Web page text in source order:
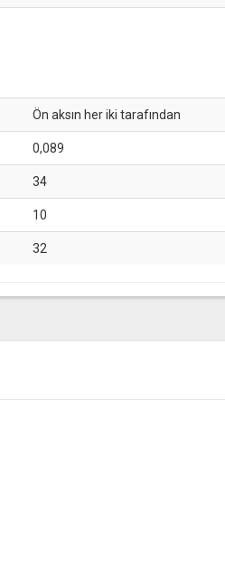
Ön aksın her iki tarafından
0,089
34
10
32